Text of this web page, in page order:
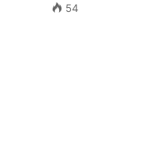
54